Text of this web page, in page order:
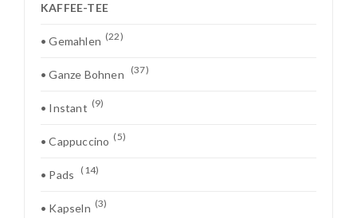
KAFFEE-TEE
• Gemahlen (22)
• Ganze Bohnen (37)
• Instant (9)
• Cappuccino (5)
• Pads (14)
• Kapseln (3)